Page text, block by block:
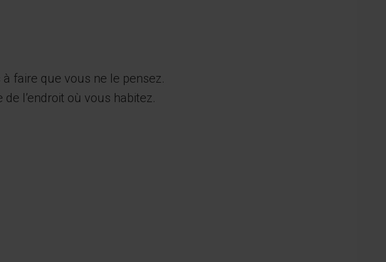
à faire que vous ne le pensez.
l’endroit où vous habitez.